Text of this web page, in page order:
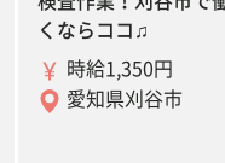
くならココ♫
時給1,350円
愛知県刈谷市